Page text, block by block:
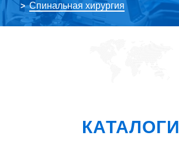
> Спинальная хирургия
КАТАЛОГИ